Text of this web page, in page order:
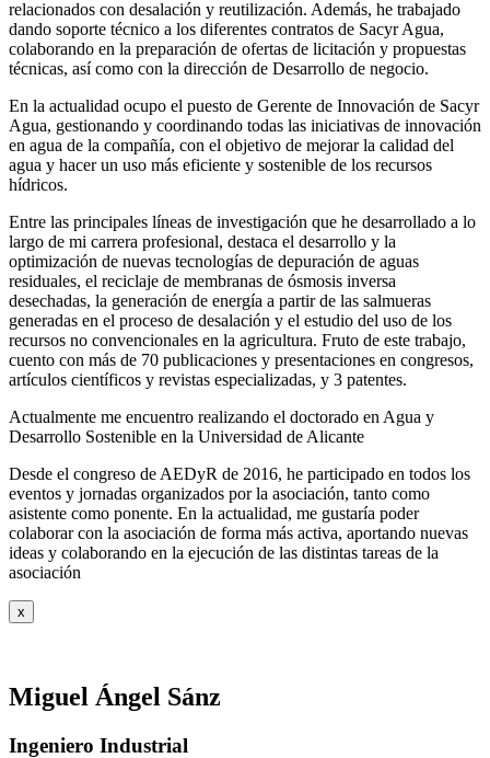
relacionados con desalación y reutilización. Además, he trabajado
dando soporte técnico a los diferentes contratos de Sacyr Agua,
colaborando en la preparación de ofertas de licitación y propuestas
técnicas, así como con la dirección de Desarrollo de negocio.
En la actualidad ocupo el puesto de Gerente de Innovación de Sacyr
Agua, gestionando y coordinando todas las iniciativas de innovación
en agua de la compañía, con el objetivo de mejorar la calidad del
agua y hacer un uso más eficiente y sostenible de los recursos
hídricos.
Entre las principales líneas de investigación que he desarrollado a lo
largo de mi carrera profesional, destaca el desarrollo y la
optimización de nuevas tecnologías de depuración de aguas
residuales, el reciclaje de membranas de ósmosis inversa
desechadas, la generación de energía a partir de las salmueras
generadas en el proceso de desalación y el estudio del uso de los
recursos no convencionales en la agricultura. Fruto de este trabajo,
cuento con más de 70 publicaciones y presentaciones en congresos,
artículos científicos y revistas especializadas, y 3 patentes.
Actualmente me encuentro realizando el doctorado en Agua y
Desarrollo Sostenible en la Universidad de Alicante
Desde el congreso de AEDyR de 2016, he participado en todos los
eventos y jornadas organizados por la asociación, tanto como
asistente como ponente. En la actualidad, me gustaría poder
colaborar con la asociación de forma más activa, aportando nuevas
ideas y colaborando en la ejecución de las distintas tareas de la
asociación
x
Miguel Ángel Sánz
Ingeniero Industrial